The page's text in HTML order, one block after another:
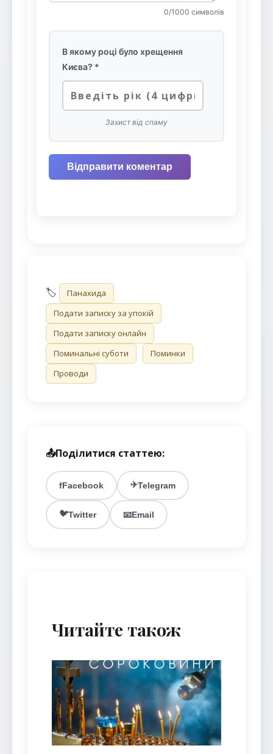
0/1000 символів
В якому році було хрещення
Києва? *
Захист від спаму
Відправити коментар
🏷️
Панахида
Подати записку за упокій
Подати записку онлайн
Поминальні суботи
Поминки
Проводи
📤Поділитися статтею:
fFacebook ✈️Telegram
🐦Twitter 📧Email
Читайте також